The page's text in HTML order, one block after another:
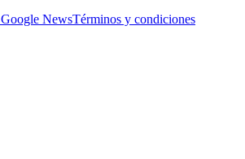
Google NewsTérminos y condiciones